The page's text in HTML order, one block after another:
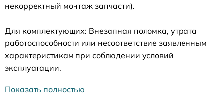
некорректный монтаж запчасти).
Для комплектующих: Внезапная поломка, утрата
работоспособности или несоответствие заявленным
характеристикам при соблюдении условий
эксплуатации.
Показать полностью